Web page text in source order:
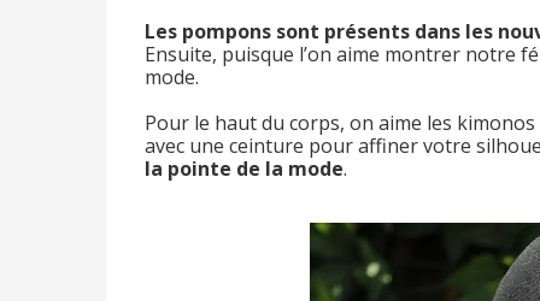
Les pompons sont présents dans les
Ensuite, puisque l’on aime montrer notre
mode.
Pour le haut du corps, on aime les
avec une ceinture pour affiner votre
la pointe de la mode.